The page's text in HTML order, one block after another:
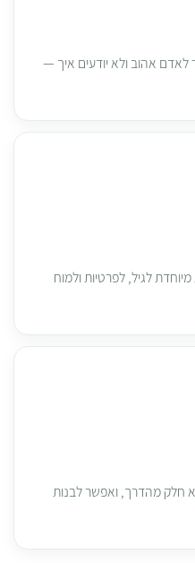
לאדם אהוב ולא יודעים איך —
לגיל, לפרטיות ולמוח
חלק מהדרך, ואפשר לבנות